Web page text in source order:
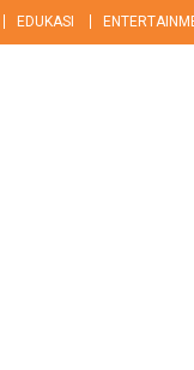
EDUKASI